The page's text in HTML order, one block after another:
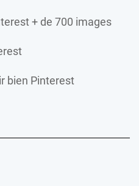
+ de 700 images
bien Pinterest